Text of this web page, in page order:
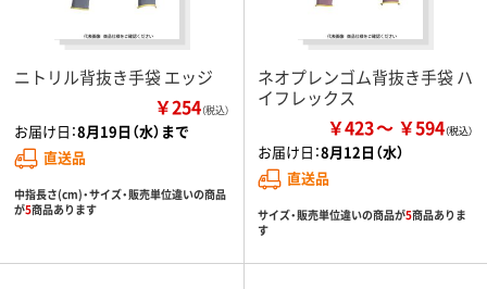
ニトリル背抜き手袋 エッジ
￥254（税込）
お届け日：8月19日（水）まで
直送品
中指長さ(cm)・サイズ・販売単位違いの商品
が5商品あります
ネオプレンゴム背抜き手袋 ハ
イフレックス
￥423 ￥594
お届け日：8月12日（水）
直送品
サイズ・販売単位違いの商品が5商品ありま
す